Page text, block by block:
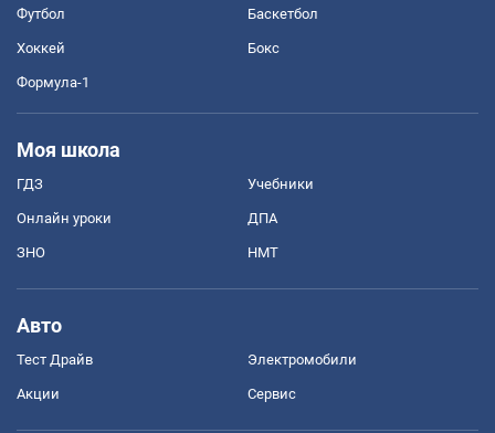
Футбол Баскетбол
Хоккей Бокс
Формула-1
Моя школа
ГДЗ Учебники
Онлайн уроки ДПА
ЗНО НМТ
Авто
Тест Драйв Электромобили
Акции Сервис